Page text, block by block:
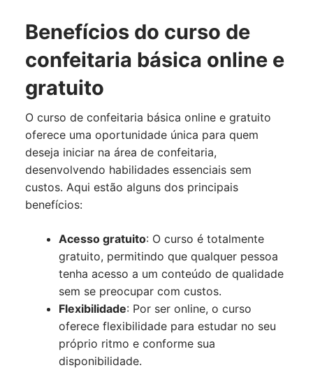
Benefícios do curso de
confeitaria básica online e
gratuito
O curso de confeitaria básica online e gratuito
oferece uma oportunidade única para quem
deseja iniciar na área de confeitaria,
desenvolvendo habilidades essenciais sem
custos. Aqui estão alguns dos principais
benefícios:
Acesso gratuito: O curso é totalmente
gratuito, permitindo que qualquer pessoa
tenha acesso a um conteúdo de qualidade
sem se preocupar com custos.
Flexibilidade: Por ser online, o curso
oferece flexibilidade para estudar no seu
próprio ritmo e conforme sua
disponibilidade.